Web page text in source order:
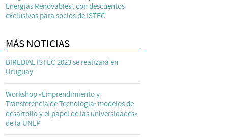
Energías Renovables’, con descuentos
exclusivos para socios de ISTEC
MÁS NOTICIAS
BIREDIAL ISTEC 2023 se realizará en
Uruguay
Workshop «Emprendimiento y
Transferencia de Tecnología: modelos de
desarrollo y el papel de las universidades»
de la UNLP